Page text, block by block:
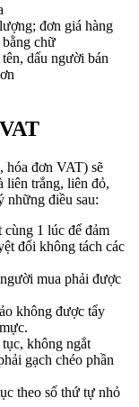
đơn giá hàng
chữ
dấu người bán
, hóa đơn VAT) sẽ
liên trắng, liên đỏ,
những điều sau:
1 lúc để đảm
đối không tách các
mua phải được
không được tẩy
không ngắt
gạch chéo phần
theo số thứ tự nhỏ